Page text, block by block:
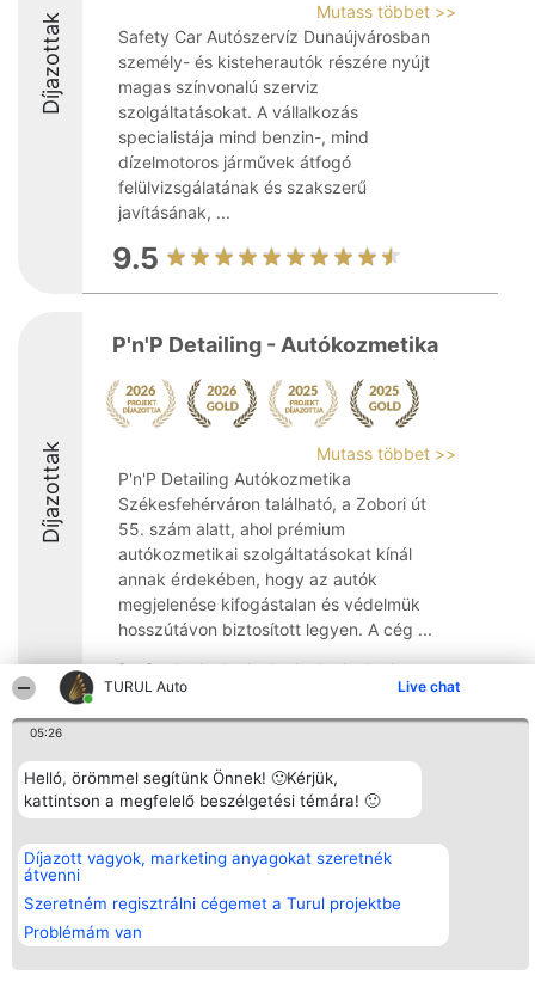
TURUL Auto Live chat
05:26
Helló, örömmel segítünk Önnek! 🙂Kérjük,
kattintson a megfelelő beszélgetési témára! 🙂
Díjazott vagyok, marketing anyagokat szeretnék
átvenni
Szeretném regisztrálni cégemet a Turul projektbe
Problémám van
Díjazottak
Mutass többet >>
Safety Car Autószervíz Dunaújvárosban
személy- és kisteherautók részére nyújt
magas színvonalú szerviz
szolgáltatásokat. A vállalkozás
specialistája mind benzin-, mind
dízelmotoros járművek átfogó
felülvizsgálatának és szakszerű
javításának, ...
9.5
Díjazottak
P'n'P Detailing - Autókozmetika
Mutass többet >>
P'n'P Detailing Autókozmetika
Székesfehérváron található, a Zobori út
55. szám alatt, ahol prémium
autókozmetikai szolgáltatásokat kínál
annak érdekében, hogy az autók
megjelenése kifogástalan és védelmük
hosszútávon biztosított legyen. A cég ...
9.9
Rangsorszervező
SC Beautiful Company S.R.L.
Bulevardul Aleea Timișul De
Sus Nr. 2, Bl. A30, Sc. A, Et.
Bukarest 53-238
Adószám 36737675
tel: +363 033 425 71
Népszavazás
Nyertesek
Az összes
díjazottak
Szabályok
Státusz
Prywatności
Elérhetőség